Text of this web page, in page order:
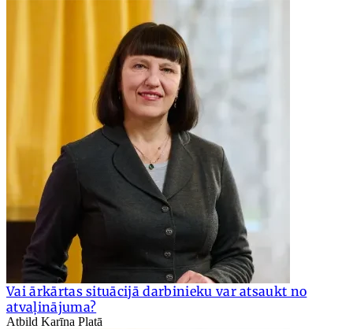
Vai ārkārtas situācijā darbinieku var atsaukt no
atvaļinājuma?
Atbild Karīna Platā